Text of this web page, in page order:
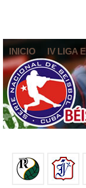
INICIO IV LIGA